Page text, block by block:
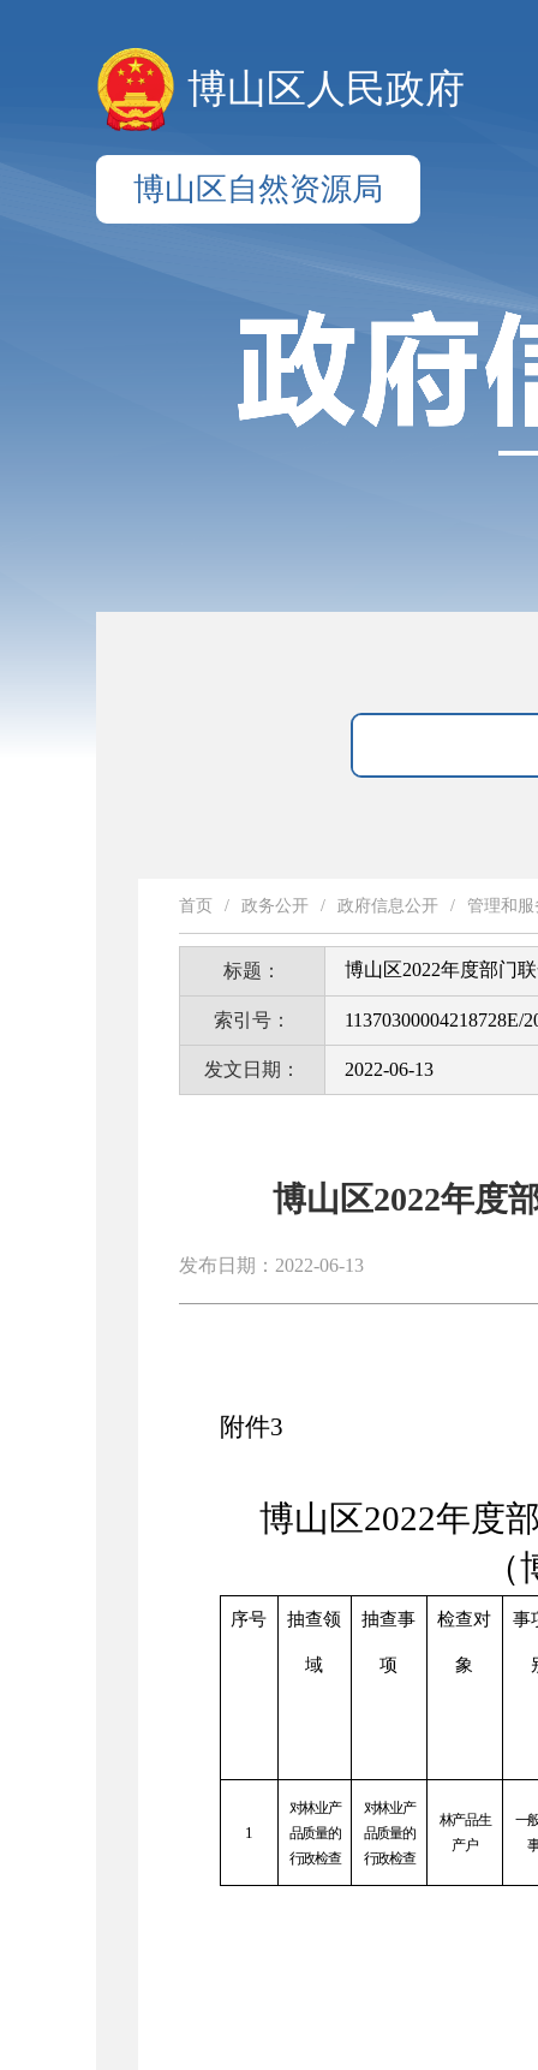
博山区人民政府
博山区自然资源局
首页 / 政务公开 / 政府信息公开 / 管理和
标题： 博山区2022年度部门
索引号： 11370300004218728E/
发文日期： 2022-06-13
博山区2022年度
发布日期：2022-06-13
附件3
博山区2022年度
序号 抽查领
域
抽查事
项
检查对
象
事
1
对林业产
品质量的
行政检查
对林业产
品质量的
行政检查
林产品生
产户
一